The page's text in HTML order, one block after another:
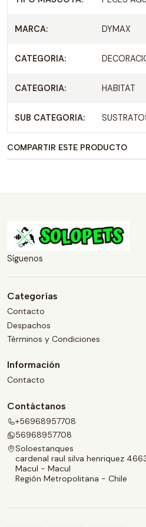
MARCA: DYMAX
CATEGORIA:
CATEGORIA: HABITAT
SUB CATEGORIA:
COMPARTIR ESTE PRODUCTO
Síguenos
Categorías
Contacto
Despachos
Términos y Condiciones
Información
Contacto
Contáctanos
+56968957708
56968957708
Soloestanques
cardenal raul silva henriquez
Macul - Macul
Región Metropolitana - Chile